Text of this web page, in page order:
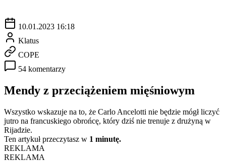
10.01.2023 16:18
Klatus
COPE
54 komentarzy
Mendy z przeciążeniem mięśniowym
Wszystko wskazuje na to, że Carlo Ancelotti nie będzie mógł liczyć
jutro na francuskiego obrońcę, który dziś nie trenuje z drużyną w
Rijadzie.
Ten artykuł przeczytasz w 1 minutę.
REKLAMA
REKLAMA